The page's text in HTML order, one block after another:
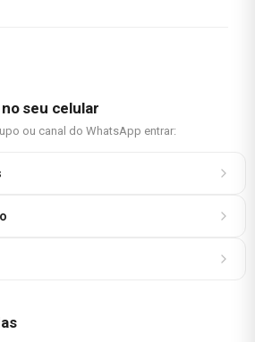
seu celular
ou canal do WhatsApp entrar: